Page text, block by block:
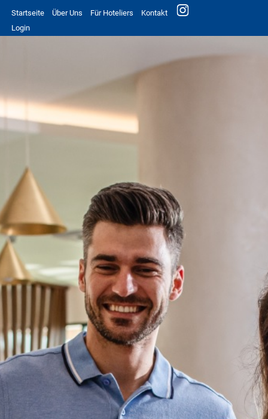
Startseite Über Uns Für Hoteliers
Kontakt
Login